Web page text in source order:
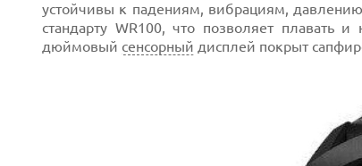
устойчивы к падениям, вибрациям,
стандарту WR100, что позволяет плавать
дюймовый сенсорный дисплей покрыт